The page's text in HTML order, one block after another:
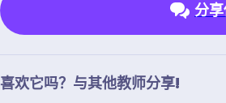
分
喜欢它吗？与其他教师分享!